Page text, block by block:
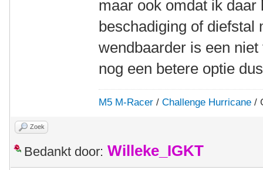
maar ook omdat ik
beschadiging of diefstal
wendbaarder is een
nog een betere optie
M5 M-Racer /Challenge Hurricane /
Zoek
Bedankt door: Willeke_IGKT